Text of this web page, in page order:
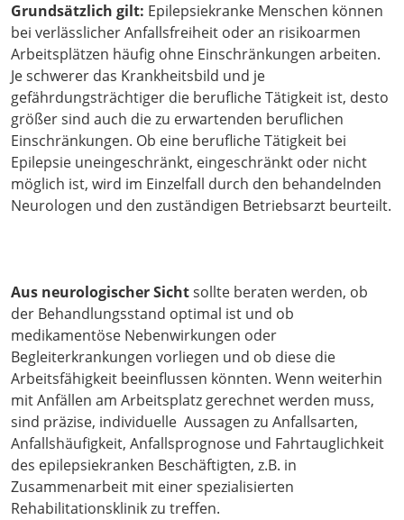
Grundsätzlich gilt: Epilepsiekranke Menschen können
bei verlässlicher Anfallsfreiheit oder an risikoarmen
Arbeitsplätzen häufig ohne Einschränkungen arbeiten.
Je schwerer das Krankheitsbild und je
gefährdungsträchtiger die berufliche Tätigkeit ist, desto
größer sind auch die zu erwartenden beruflichen
Einschränkungen. Ob eine berufliche Tätigkeit bei
Epilepsie uneingeschränkt, eingeschränkt oder nicht
möglich ist, wird im Einzelfall durch den behandelnden
Neurologen und den zuständigen Betriebsarzt beurteilt.
Aus neurologischer Sichtsollte beraten werden, ob
der Behandlungsstand optimal ist und ob
medikamentöse Nebenwirkungen oder
Begleiterkrankungen vorliegen und ob diese die
Arbeitsfähigkeit beeinflussen könnten. Wenn weiterhin
mit Anfällen am Arbeitsplatz gerechnet werden muss,
sind präzise, individuelle Aussagen zu Anfallsarten,
Anfallshäufigkeit, Anfallsprognose und Fahrtauglichkeit
des epilepsiekranken Beschäftigten, z.B. in
Zusammenarbeit mit einer spezialisierten
Rehabilitationsklinik zu treffen.